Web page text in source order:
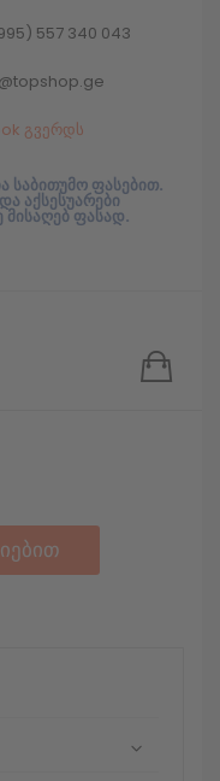
557 340 043
გვერდს
საბითუმო ფასებით.
აქსესუარები
მისაღებ ფასად.